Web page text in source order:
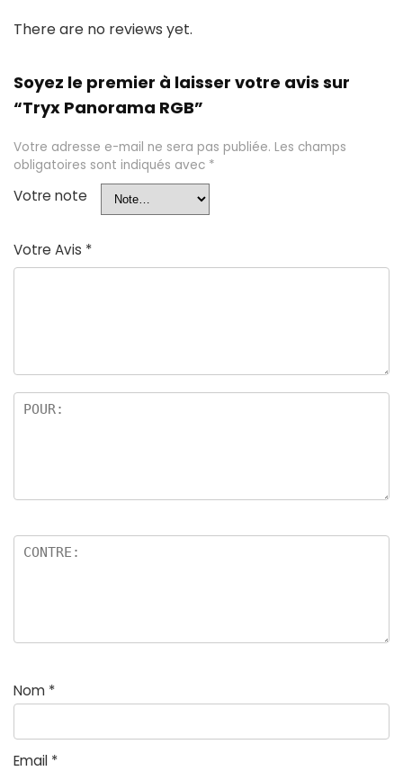
There are no reviews yet.
Soyez le premier à laisser votre avis sur
“Tryx Panorama RGB”
Votre adresse e-mail ne sera pas publiée. Les champs
obligatoires sont indiqués avec *
Votre note
Votre Avis *
Nom *
Email *